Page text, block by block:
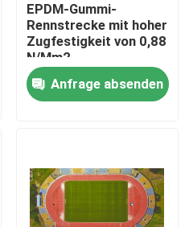
EPDM-Gummi-
Rennstrecke mit hoher
Zugfestigkeit von 0,88
N/Mm2
Anfrage absenden